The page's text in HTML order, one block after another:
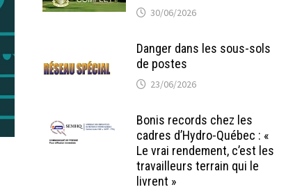
30/06/2026
Danger dans les sous-sols
de postes
23/06/2026
Bonis records chez les
cadres d’Hydro-Québec : «
Le vrai rendement, c’est les
travailleurs terrain qui le
livrent »